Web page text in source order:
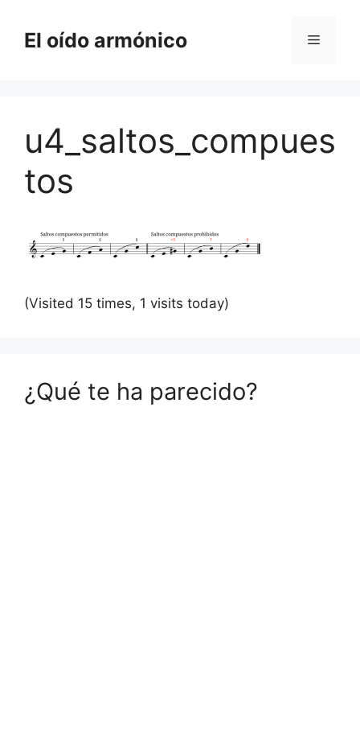
contenido
El oído armónico Menú
u4_saltos_compues
tos
(Visited 15 times, 1 visits today)
¿Qué te ha parecido?